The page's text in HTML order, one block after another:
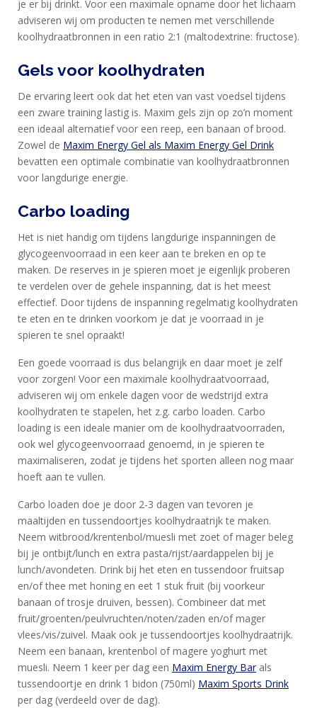
je er bij drinkt. Voor een maximale opname door het lichaam
adviseren wij om producten te nemen met verschillende
koolhydraatbronnen in een ratio 2:1 (maltodextrine: fructose).
Gels voor koolhydraten
De ervaring leert ook dat het eten van vast voedsel tijdens
een zware training lastig is. Maxim gels zijn op zo’n moment
een ideaal alternatief voor een reep, een banaan of brood.
Zowel de Maxim Energy Gel als Maxim Energy Gel Drink
bevatten een optimale combinatie van koolhydraatbronnen
voor langdurige energie.
Carbo loading
Het is niet handig om tijdens langdurige inspanningen de
glycogeenvoorraad in een keer aan te breken en op te
maken. De reserves in je spieren moet je eigenlijk proberen
te verdelen over de gehele inspanning, dat is het meest
effectief. Door tijdens de inspanning regelmatig koolhydraten
te eten en te drinken voorkom je dat je voorraad in je
spieren te snel opraakt!
Een goede voorraad is dus belangrijk en daar moet je zelf
voor zorgen! Voor een maximale koolhydraatvoorraad,
adviseren wij om enkele dagen voor de wedstrijd extra
koolhydraten te stapelen, het z.g. carbo loaden. Carbo
loading is een ideale manier om de koolhydraatvoorraden,
ook wel glycogeenvoorraad genoemd, in je spieren te
maximaliseren, zodat je tijdens het sporten alleen nog maar
hoeft aan te vullen.
Carbo loaden doe je door 2-3 dagen van tevoren je
maaltijden en tussendoortjes koolhydraatrijk te maken.
Neem witbrood/krentenbol/muesli met zoet of mager beleg
bij je ontbijt/lunch en extra pasta/rijst/aardappelen bij je
lunch/avondeten. Drink bij het eten en tussendoor fruitsap
en/of thee met honing en eet 1 stuk fruit (bij voorkeur
banaan of trosje druiven, bessen). Combineer dat met
fruit/groenten/peulvruchten/noten/zaden en/of mager
vlees/vis/zuivel. Maak ook je tussendoortjes koolhydraatrijk.
Neem een banaan, krentenbol of magere yoghurt met
muesli. Neem 1 keer per dag een Maxim Energy Barals
tussendoortje en drink 1 bidon (750ml) Maxim Sports Drink
per dag (verdeeld over de dag).